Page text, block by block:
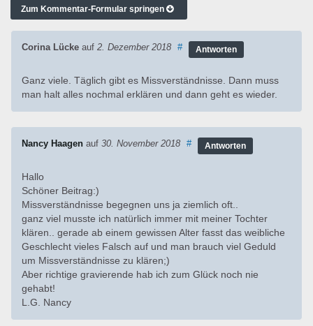
Zum Kommentar-Formular springen
Corina Lücke auf 2. Dezember 2018 # Antworten
Ganz viele. Täglich gibt es Missverständnisse. Dann muss
man halt alles nochmal erklären und dann geht es wieder.
Nancy Haagen auf 30. November 2018 # Antworten
Hallo
Schöner Beitrag:)
Missverständnisse begegnen uns ja ziemlich oft..
ganz viel musste ich natürlich immer mit meiner Tochter
klären.. gerade ab einem gewissen Alter fasst das weibliche
Geschlecht vieles Falsch auf und man brauch viel Geduld
um Missverständnisse zu klären;)
Aber richtige gravierende hab ich zum Glück noch nie
gehabt!
L.G. Nancy